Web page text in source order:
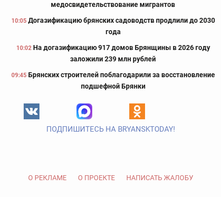
медосвидетельствование мигрантов
10:05 Догазификацию брянских садоводств продлили до 2030
года
10:02 На догазификацию 917 домов Брянщины в 2026 году
заложили 239 млн рублей
09:45 Брянских строителей поблагодарили за восстановление
подшефной Брянки
ПОДПИШИТЕСЬ НА BRYANSKTODAY!
О РЕКЛАМЕ О ПРОЕКТЕ НАПИСАТЬ ЖАЛОБУ